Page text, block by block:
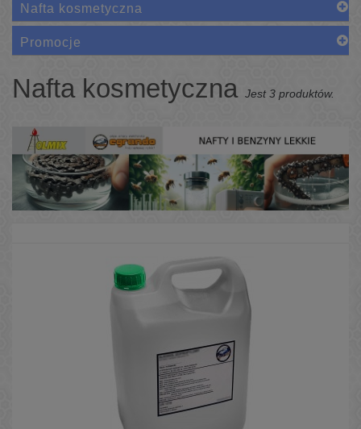
Nafta kosmetyczna
Promocje
Nafta kosmetyczna Jest 3 produktów.